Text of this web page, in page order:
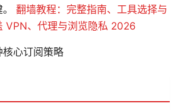
翻墙教程：完整指南、工具选择与
VPN、代理与浏览隐私 2026
心订阅策略